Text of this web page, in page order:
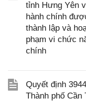
tỉnh Hưng Yên
hành chính
thành lập và
phạm vi chức
chính
Quyết định
Thành phố Cần